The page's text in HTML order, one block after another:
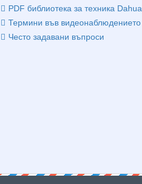
PDF библиотека за техника Dahua
Термини във видеонаблюдението
Често задавани въпроси